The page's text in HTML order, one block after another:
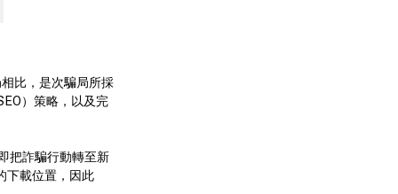
比，是次騙局所採
）策略，以及完
把詐騙行動轉至新
下載位置，因此